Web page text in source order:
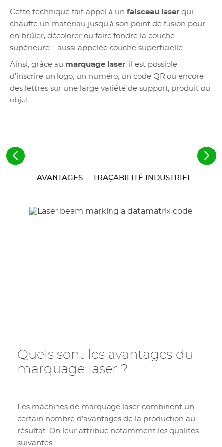
Cette technique fait appel à un faisceau laser qui
chauffe un matériau jusqu’à son point de fusion pour
en brûler, décolorer ou faire fondre la couche
supérieure – aussi appelée couche superficielle.
Ainsi, grâce au marquage laser, il est possible
d’inscrire un logo, un numéro, un code QR ou encore
des lettres sur une large variété de support, produit ou
objet.
AVANTAGES TRAÇABILITÉ INDUSTRIELLE
Quels sont les avantages du
marquage laser ?
Les machines de marquage laser combinent un
certain nombre d’avantages de la production au
résultat. On leur attribue notamment les qualités
suivantes :